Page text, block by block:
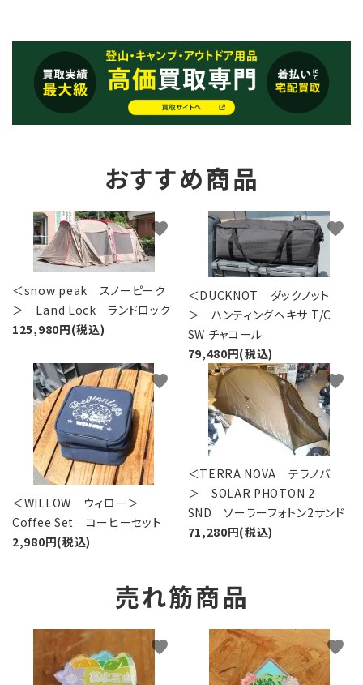
おすすめ商品
＜snow peak スノーピーク
＞ Land Lock ランドロック
125,980円(税込)
favorite
＜DUCKNOT ダックノット
＞ ハンティングヘキサ T/C
SW チャコール
79,480円(税込)
favorite
＜WILLOW ウィロー＞
Coffee Set コーヒーセット
2,980円(税込)
favorite
＜TERRA NOVA テラノバ
＞ SOLAR PHOTON 2
SND ソーラーフォトン2サンド
71,280円(税込)
favorite
売れ筋商品
favorite favorite